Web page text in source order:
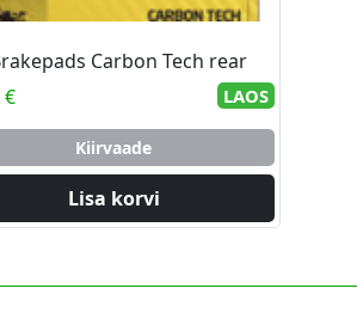
Carbon Tech rear
€ LAOS
Kiirvaade
Lisa korvi